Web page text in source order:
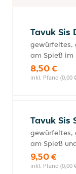
Tavuk Sis
gewürfeltes,
am Spieß im
8,50 €
inkl. Pfand (0,00
Tavuk Sis
gewürfeltes,
am Spieß
9,50 €
inkl. Pfand (0,00